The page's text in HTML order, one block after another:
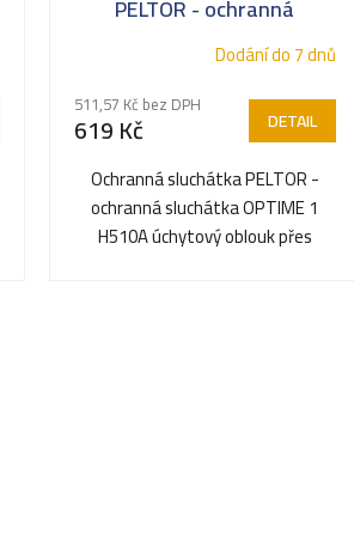
PELTOR - ochranná
sluchátka OPTIME 1 H510A
úchytový oblouk přes
temeno
Dodání do 7 dnů
511,57 Kč bez DPH
619 Kč DETAIL
Ochranná sluchátka PELTOR -
ochranná sluchátka OPTIME 1
H510A úchytový oblouk přes